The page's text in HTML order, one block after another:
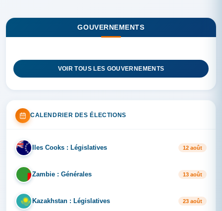
GOUVERNEMENTS
VOIR TOUS LES GOUVERNEMENTS
CALENDRIER DES ÉLECTIONS
IL Iles Cooks : Législatives 12 août
ZA Zambie : Générales 13 août
KA Kazakhstan : Législatives 23 août